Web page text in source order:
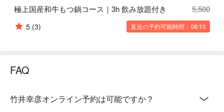
極上国産和牛もつ鍋コース｜3h 飲み放題付き
5,500
5 (3) 直近の予約可能時間：08/10
FAQ
竹井幸彦オンライン予約は可能ですか？